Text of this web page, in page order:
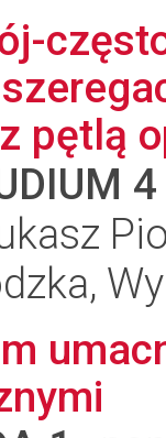
pętlą
4